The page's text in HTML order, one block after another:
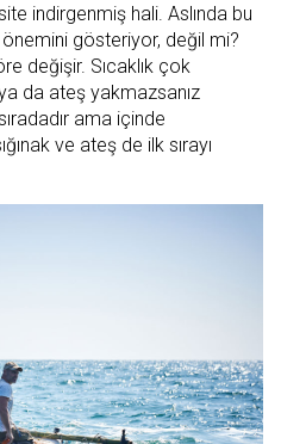
indirgenmiş hali. Aslında bu
gösteriyor, değil mi?
değişir. Sıcaklık çok
da ateş yakmazsanız
ama içinde
ve ateş de ilk sırayı